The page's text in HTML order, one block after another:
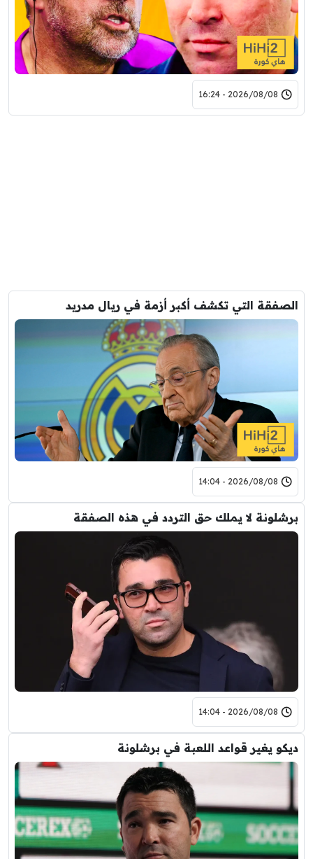
2026/08/08 - 16:24
الصفقة التي تكشف أكبر أزمة في ريال مدريد
2026/08/08 - 14:04
برشلونة لا يملك حق التردد في هذه الصفقة
2026/08/08 - 14:04
ديكو يغير قواعد اللعبة في برشلونة